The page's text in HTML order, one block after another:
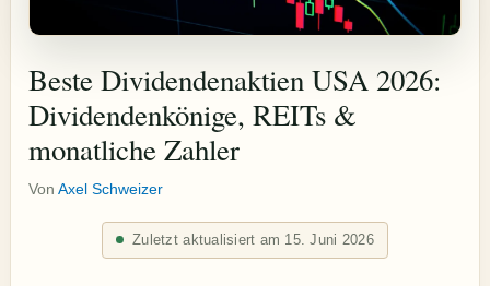
Beste Dividendenaktien USA 2026:
Dividendenkönige, REITs &
monatliche Zahler
Von Axel Schweizer
Zuletzt aktualisiert am 15. Juni 2026